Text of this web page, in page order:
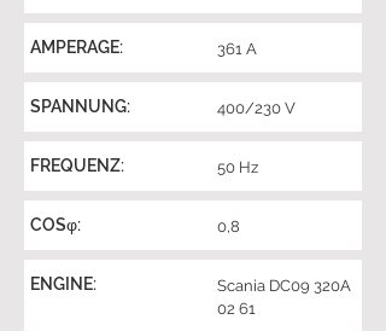
AMPERAGE: 361 A
SPANNUNG: 400/230 V
FREQUENZ: 50 Hz
COSφ: 0,8
ENGINE:
Scania DC09 320A
02 61